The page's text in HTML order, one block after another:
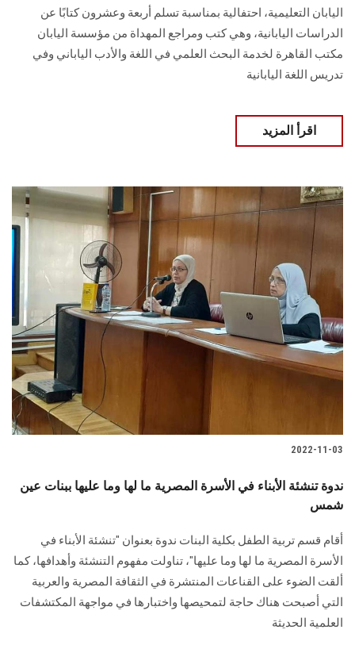
اليابان التعليمية، احتفالية بمناسبة تسلم أربعة وعشرون كتابًا عن
الدراسات اليابانية، وهي كتب ومراجع المهداة من مؤسسة اليابان
مكتب القاهرة لخدمة البحث العلمي في اللغة والأدب الياباني وفي
تدريس اللغة اليابانية
اقرأ المزيد
2022-11-03
ندوة تنشئة الأبناء في الأسرة المصرية ما لها وما عليها ببنات عين
شمس
أقام قسم تربية الطفل بكلية البنات ندوة بعنوان "تنشئة الأبناء في
الأسرة المصرية ما لها وما عليها"، تناولت مفهوم التنشئة وأهدافها، كما
ألقت الضوء على القناعات المنتشرة في الثقافة المصرية والعربية
التي أصبحت هناك حاجة لتمحيصها واختبارها في مواجهة المكتشفات
العلمية الحديثة